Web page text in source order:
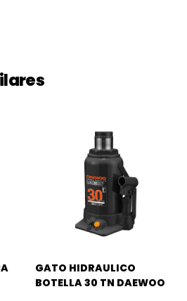
GATO HIDRAULICO
BOTELLA 30 TN DAEWOO